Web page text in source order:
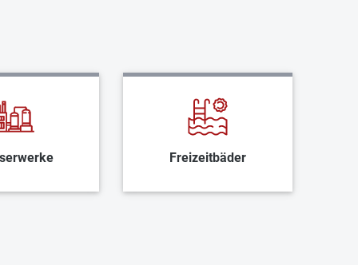
Freizeitbäder